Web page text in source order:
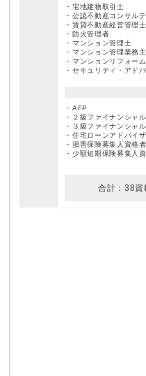
・宅地建物取引士
・公認不動産コンサル
・賃貸不動産経営管理士
・防火管理者
・マンション管理士
・マンション管理業務
・マンションリフォー
・セキュリティ・アド
・AFP
・２級ファイナンシャ
・３級ファイナンシャ
・住宅ローンアドバイ
・損害保険募集人資格者
・少額短期保険募集人
合計：38資